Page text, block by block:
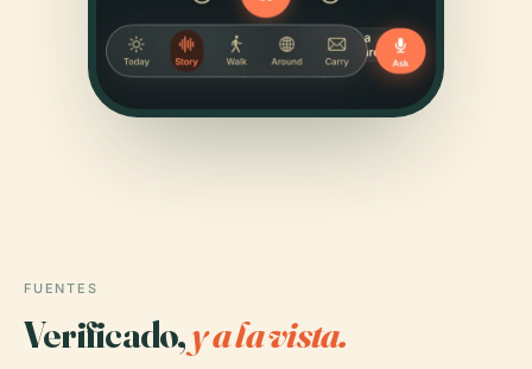
FUENTES
Verificado,y a la vista.